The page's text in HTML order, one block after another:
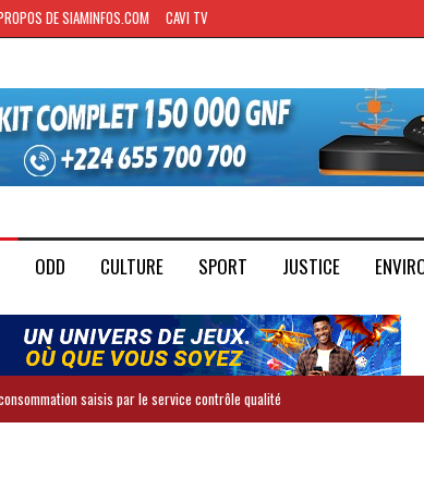
DE SIAMINFOS.COM CAVI TV
ODD CULTURE SPORT JUSTICE
saisis par le service contrôle qualité